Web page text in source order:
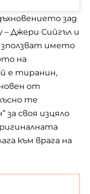
зад
– Джери Сийгъл и
името
на
е тиранин,
от
те
за своя изцяло
към врага на